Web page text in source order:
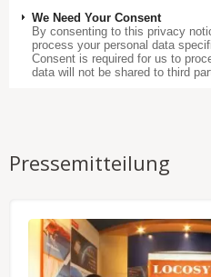
We Need Your Consent
By consenting to this privacy
process your personal data
Consent is required for us to
data will not be shared to third
Pressemitteilung